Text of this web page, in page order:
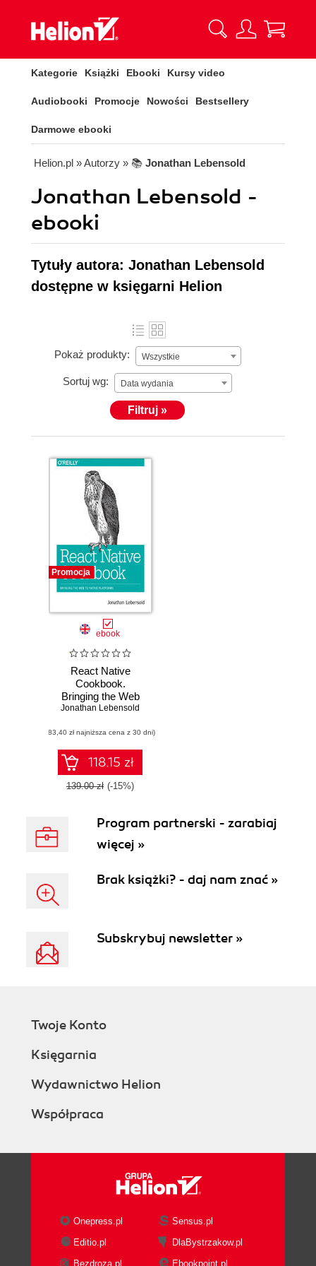
Kategorie Książki Ebooki Kursy video
Audiobooki Promocje Nowości Bestsellery
Darmowe ebooki
Helion.pl » Autorzy » 📚 Jonathan Lebensold
Jonathan Lebensold -
ebooki
Tytuły autora: Jonathan Lebensold
dostępne w księgarni Helion
Pokaż produkty: Wszystkie
Sortuj wg: Data wydania
Filtruj »
Promocja
ebook
React Native
Cookbook.
Bringing the Web
to Native Platforms
Jonathan Lebensold
(83,40 zł najniższa cena z 30 dni)
118.15 zł
139.00 zł (-15%)
Program partnerski - zarabiaj
więcej »
Brak książki? - daj nam znać »
Subskrybuj newsletter »
Twoje Konto
Księgarnia
Wydawnictwo Helion
Współpraca
Onepress.pl
Sensus.pl
Editio.pl
DlaBystrzakow.pl
Bezdroza.pl
Ebookpoint.pl